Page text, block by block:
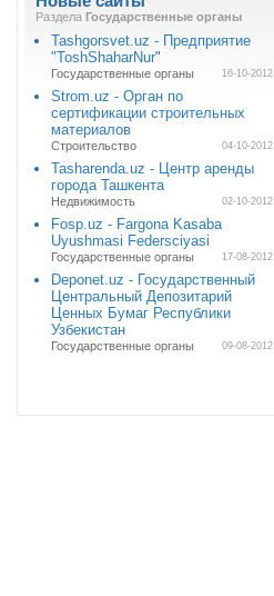
Раздела Государственные органы
Tashgorsvet.uz - Предприятие
"ToshShaharNur"
Государственные органы 16-10-2012
Strom.uz - Орган по
сертификации строительных
материалов
Строительство 04-10-2012
Tasharenda.uz - Центр аренды
города Ташкента
Недвижимость 02-10-2012
Fosp.uz - Fargona Kasaba
Uyushmasi Federsciyasi
Государственные органы 17-08-2012
Deponet.uz - Государственный
Центральный Депозитарий
Ценных Бумаг Республики
Узбекистан
Государственные органы 09-08-2012